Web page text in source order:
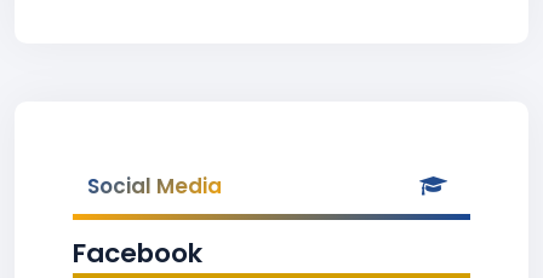
Social Media
Facebook